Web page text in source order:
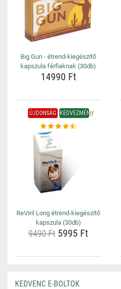
Big Gun - étrend-kiegészítő
kapszula férfiaknak (30db)
14990 Ft
ÚJDONSÁG KEDVEZMÉNY
ReViril Long étrend-kiegészítő
kapszula (30db)
9490 Ft 5995 Ft
KEDVENC E-BOLTOK